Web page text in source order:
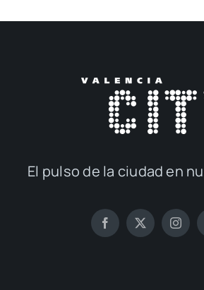
El pul­so de la ciu­dad en